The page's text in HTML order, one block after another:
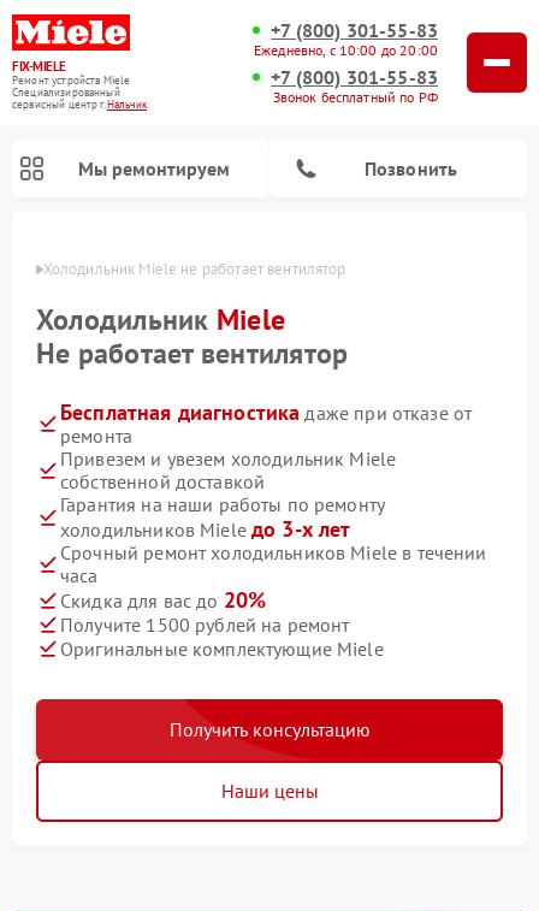
FIX-MIELE
Ремонт устройств Miele
Специализированный
cервисный центр г.Нальчик
+7 (800) 301-55-83
Ежедневно, с 10:00 до 20:00
+7 (800) 301-55-83
Звонок бесплатный по РФ
Мы ремонтируем Позвонить
Холодильник Miele не работает вентилятор
Холодильник Miele
Не работает вентилятор
Бесплатная диагностика даже при отказе от
ремонта
Привезем и увезем холодильник Miele
собственной доставкой
Гарантия на наши работы по ремонту
холодильников Mieleдо 3-х лет
Срочный ремонт холодильников Miele в течении
часа
Скидка для вас до 20%
Получите 1500 рублей на ремонт
Оригинальные комплектующие Miele
Получить консультацию
Наши цены